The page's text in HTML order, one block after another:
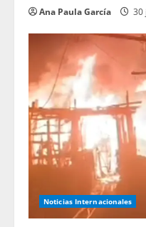
Ana Paula García 30
Noticias Internacionales